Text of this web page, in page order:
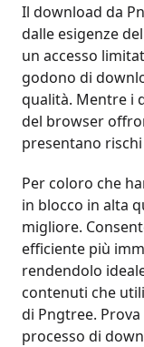
Il download da
dalle esigenze
un accesso
godono di
qualità. Mentre i
del browser
presentano
Per coloro che
in blocco in alta
migliore.
efficiente più
rendendolo
contenuti che
di Pngtree. Prova
processo di